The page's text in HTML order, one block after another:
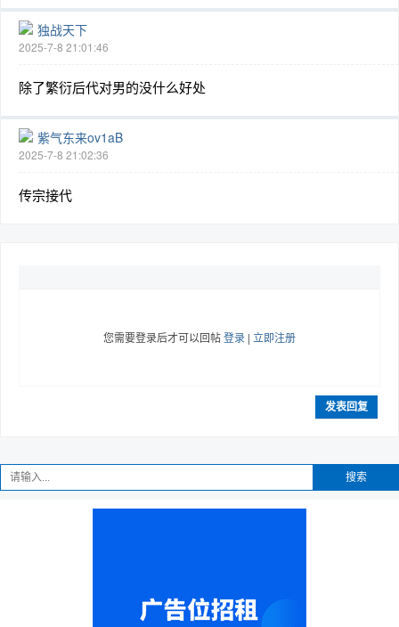
独战天下
2025-7-8 21:01:46
除了繁衍后代对男的没什么好处
紫气东来ov1aB
2025-7-8 21:02:36
传宗接代
您需要登录后才可以回帖登录 | 立即注册
发表回复
搜索